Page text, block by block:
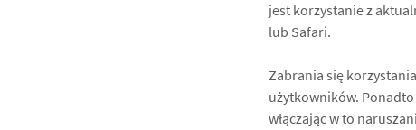
jest korzystanie z
lub Safari.
Zabrania się
użytkowników.
włączając w to